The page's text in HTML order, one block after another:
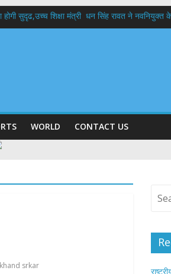
सुदृढ,उच्च शिक्षा मंत्री धन सिंह रावत ने नवनियुक्त
कारीगरों को किया सम्मानित
WORLD CONTACT US
srkar